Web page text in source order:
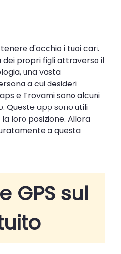
d'occhio i tuoi cari.
dei propri figli attraverso il
una vasta
a cui desideri
e Trovami sono alcuni
Queste app sono utili
loro posizione. Allora
a questa
GPS sul